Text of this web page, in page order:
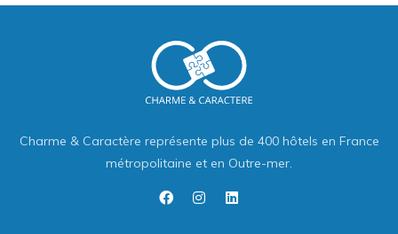
Charme & Caractère représente plus de 400 hôtels en France
métropolitaine et en Outre-mer.